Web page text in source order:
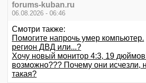
forums-kuban.ru
06.08.2026 - 06:46
Смотри также:
Помогите напрочь умер компьютер.
регион ДВД или...?
Хочу новый монитор 4:3, 19
возможно??? Почему они исчезли,
такая?